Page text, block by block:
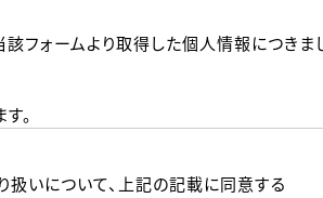
フォームより取得した個人情報につき
。
て利用いたします。
いについて、 上記の記載に同意する